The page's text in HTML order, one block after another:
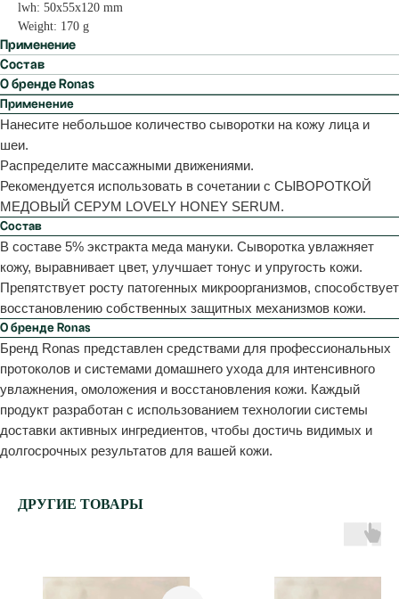
lwh: 50x55x120 mm
Weight: 170 g
Применение
Состав
О бренде Ronas
Применение
Нанесите небольшое количество сыворотки на кожу лица и
шеи.
Распределите массажными движениями.
Рекомендуется использовать в сочетании с СЫВОРОТКОЙ
МЕДОВЫЙ СЕРУМ LOVELY HONEY SERUM.
Состав
В составе 5% экстракта меда мануки. Сыворотка увлажняет
кожу, выравнивает цвет, улучшает тонус и упругость кожи.
Препятствует росту патогенных микроорганизмов, способствует
восстановлению собственных защитных механизмов кожи.
О бренде Ronas
Бренд Ronas представлен средствами для профессиональных
протоколов и системами домашнего ухода для интенсивного
увлажнения, омоложения и восстановления кожи. Каждый
продукт разработан с использованием технологии системы
доставки активных ингредиентов, чтобы достичь видимых и
долгосрочных результатов для вашей кожи.
ДРУГИЕ ТОВАРЫ